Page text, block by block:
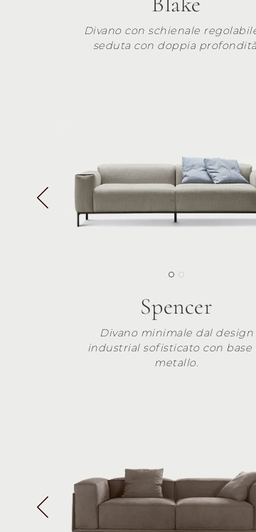
Divano con schienale
seduta con doppia
Spencer
Divano minimale dal design
industrial sofisticato con base
metallo.